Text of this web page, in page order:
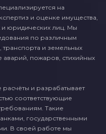
на
и оценке имущества,
и юридических лиц. Мы
по различным
и земельных
аварий, пожаров, стихийных
расчёты и разрабатывает
соответствующие
Такие
государственными
В своей работе мы